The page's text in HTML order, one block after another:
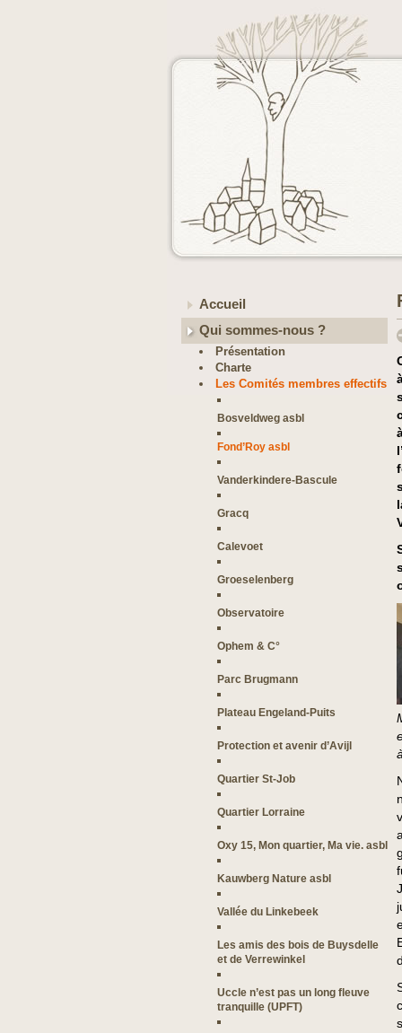
Accueil
Qui sommes-nous ?
Présentation
Charte
Les Comités membres effectifs
Bosveldweg asbl
Fond’Roy asbl
Vanderkindere-Bascule
Gracq
Calevoet
Groeselenberg
Observatoire
Ophem & C°
Parc Brugmann
Plateau Engeland-Puits
Protection et avenir d’Avijl
Quartier St-Job
Quartier Lorraine
Oxy 15, Mon quartier, Ma vie. asbl
Kauwberg Nature asbl
Vallée du Linkebeek
Les amis des bois de Buysdelle
et de Verrewinkel
Uccle n’est pas un long fleuve
tranquille (UPFT)